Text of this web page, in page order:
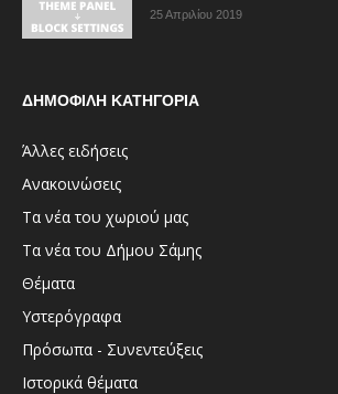
25 Απριλίου 2019
ΔΗΜΟΦΙΛΗ ΚΑΤΗΓΟΡΙΑ
Άλλες ειδήσεις
Ανακοινώσεις
Τα νέα του χωριού μας
Τα νέα του Δήμου Σάμης
Θέματα
Υστερόγραφα
Πρόσωπα - Συνεντεύξεις
Ιστορικά θέματα